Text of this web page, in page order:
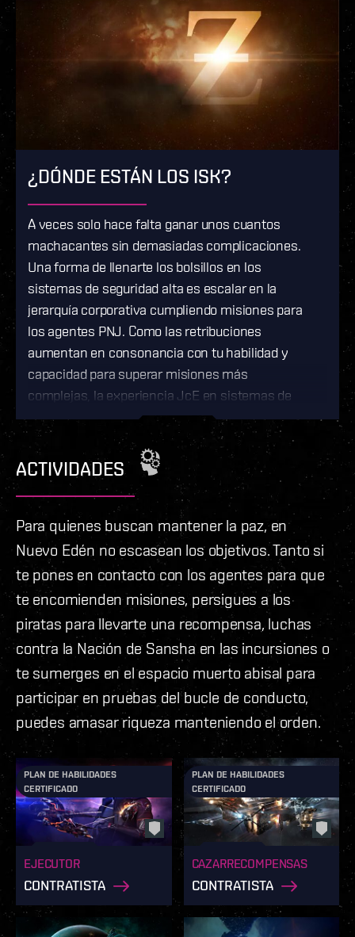
¿DÓNDE ESTÁN LOS ISK?
A veces solo hace falta ganar unos cuantos
machacantes sin demasiadas complicaciones.
Una forma de llenarte los bolsillos en los
sistemas de seguridad alta es escalar en la
jerarquía corporativa cumpliendo misiones para
los agentes PNJ. Como las retribuciones
aumentan en consonancia con tu habilidad y
capacidad para superar misiones más
complejas, la experiencia JcE en sistemas de
seguridad alta puede ser un gran trampolín para
atreverte con contenido JcE más difícil o incluso
JcJ. El universo está abierto para ti, pero tienes
que empezar por alguna parte.
ACTIVIDADES
Para quienes buscan mantener la paz, en
Nuevo Edén no escasean los objetivos. Tanto si
te pones en contacto con los agentes para que
te encomienden misiones, persigues a los
piratas para llevarte una recompensa, luchas
contra la Nación de Sansha en las incursiones o
te sumerges en el espacio muerto abisal para
participar en pruebas del bucle de conducto,
puedes amasar riqueza manteniendo el orden.
PLAN DE HABILIDADES
CERTIFICADO
EJECUTOR
CONTRATISTA
PLAN DE HABILIDADES
CERTIFICADO
CAZARRECOMPENSAS
CONTRATISTA